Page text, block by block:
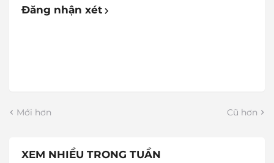
Đăng nhận xét
Mới hơn Cũ hơn
XEM NHIỀU TRONG TUẦN